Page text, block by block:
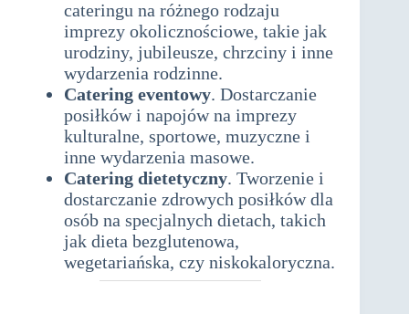
cateringu na różnego rodzaju
imprezy okolicznościowe, takie jak
urodziny, jubileusze, chrzciny i inne
wydarzenia rodzinne.
Catering eventowy. Dostarczanie
posiłków i napojów na imprezy
kulturalne, sportowe, muzyczne i
inne wydarzenia masowe.
Catering dietetyczny. Tworzenie i
dostarczanie zdrowych posiłków dla
osób na specjalnych dietach, takich
jak dieta bezglutenowa,
wegetariańska, czy niskokaloryczna.